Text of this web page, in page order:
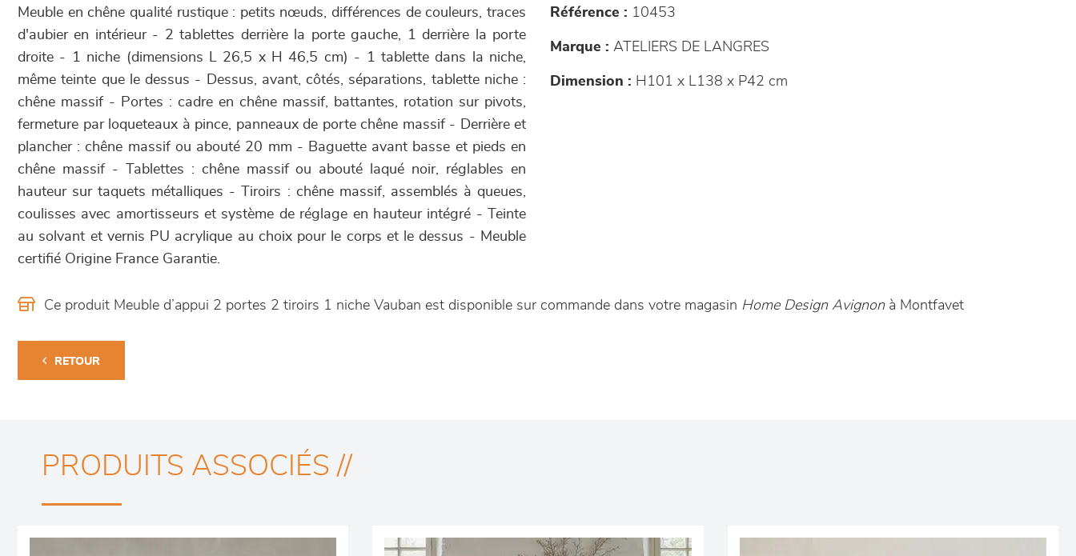
Meuble en chêne qualité rustique : petits nœuds, différences de couleurs, traces
d'aubier en intérieur - 2 tablettes derrière la porte gauche, 1 derrière la porte
droite - 1 niche (dimensions L 26,5 x H 46,5 cm) - 1 tablette dans la niche,
même teinte que le dessus - Dessus, avant, côtés, séparations, tablette niche :
chêne massif - Portes : cadre en chêne massif, battantes, rotation sur pivots,
fermeture par loqueteaux à pince, panneaux de porte chêne massif - Derrière et
plancher : chêne massif ou abouté 20 mm - Baguette avant basse et pieds en
chêne massif - Tablettes : chêne massif ou abouté laqué noir, réglables en
hauteur sur taquets métalliques - Tiroirs : chêne massif, assemblés à queues,
coulisses avec amortisseurs et système de réglage en hauteur intégré - Teinte
au solvant et vernis PU acrylique au choix pour le corps et le dessus - Meuble
certifié Origine France Garantie.
Référence : 10453
Marque : ATELIERS DE LANGRES
Dimension : H101 x L138 x P42 cm
Ce produit Meuble d’appui 2 portes 2 tiroirs 1 niche Vauban est disponible sur commande dans votre magasin Home Design Avignonà Montfavet
RETOUR
PRODUITS ASSOCIÉS //